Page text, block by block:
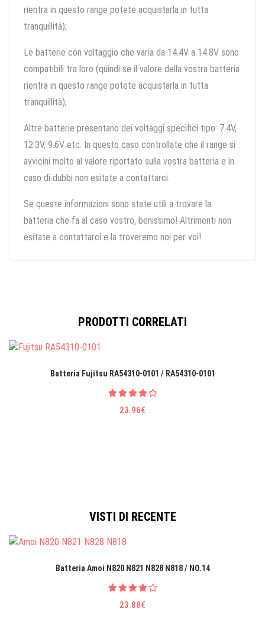
rientra in questo range potete acquistarla in tutta
tranquillità);
Le batterie con voltaggio che varia da 14.4V a 14.8V sono
compatibili tra loro (quindi se il valore della vostra batteria
rientra in questo range potete acquistarla in tutta
tranquillità);
Altre batterie presentano dei voltaggi specifici tipo: 7.4V,
12.3V, 9.6V etc. In questo caso controllate che il range si
avvicini molto al valore riportato sulla vostra batteria e in
caso di dubbi non esitate a contattarci.
Se queste informazioni sono state utili a trovare la
batteria che fa al caso vostro, benissimo! Altrimenti non
esitate a contattarci e la troveremo noi per voi!
PRODOTTI CORRELATI
Batteria Fujitsu RA54310-0101 / RA54310-0101
23.96€
VISTI DI RECENTE
Batteria Amoi N820 N821 N828 N818 / NO.14
23.88€